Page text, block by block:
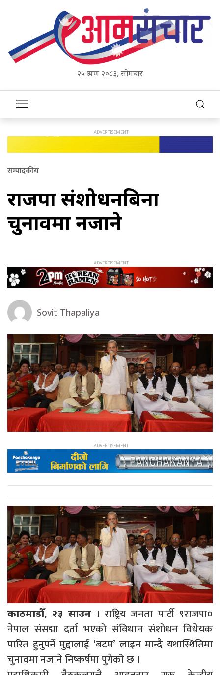
२५ श्रावण २०८३, सोमबार
सम्पादकीय
राजपा संशोधनबिना
चुनावमा नजाने
Sovit Thapaliya
काठमाडौँ, २३ साउन । राष्ट्रिय जनता पार्टी ९राजपा०
नेपाल संसद्मा दर्ता भएको संविधान संशोधन विधेयक
पारित हुनुपर्ने मुद्दालाई ‘बटम’ लाइन मान्दै यथास्थितिमा
चुनावमा नजाने निष्कर्षमा पुगेको छ ।